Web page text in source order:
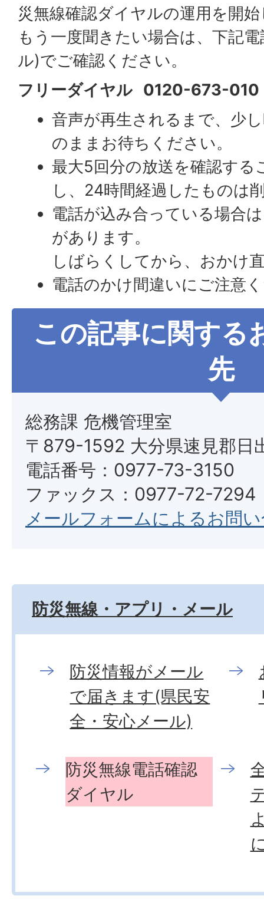
災無線確認ダイヤルの運用を開
もう一度聞きたい場合は、下記
ル)でご確認ください。
フリーダイヤル 0120-673-010
音声が再生されるまで、少
のままお待ちください。
最大5回分の放送を確認す
し、24時間経過したものは
電話が込み合っている場合
があります。
しばらくしてから、おかけ
電話のかけ間違いにご注意
この記事に関する
先
総務課 危機管理室
〒879-1592 大分県速見郡日
電話番号：0977-73-3150
ファックス：0977-72-7294
メールフォームによるお問
防災無線・アプリ・メール
防災情報がメール
で届きます(県民安
全・安心メール)
防災無線電話確認
ダイヤル